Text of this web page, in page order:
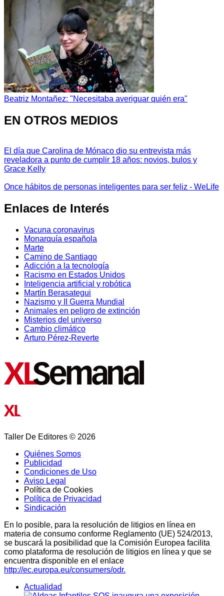
Beatriz Montañez: "Necesitaba averiguar quién era"
EN OTROS MEDIOS
El día que Carolina de Mónaco dio su entrevista más
reveladora a punto de cumplir 18 años: novios, bulos y
Grace Kelly
Once hábitos de personas inteligentes para ser feliz - WeLife
Enlaces de Interés
Vacuna coronavirus
Monarquía española
Marte
Camino de Santiago
Adicción a la tecnología
Racismo en Estados Unidos
Inteligencia artificial y robótica
Martín Berasategui
Nazismo y II Guerra Mundial
Animales en peligro de extinción
Misterios del universo
Cambio climático
Arturo Pérez-Reverte
Taller De Editores © 2026
Quiénes Somos
Publicidad
Condiciones de Uso
Aviso Legal
Política de Cookies
Política de Privacidad
Sindicación
En lo posible, para la resolución de litigios en línea en
materia de consumo conforme Reglamento (UE) 524/2013,
se buscará la posibilidad que la Comisión Europea facilita
como plataforma de resolución de litigios en línea y que se
encuentra disponible en el enlace
http://ec.europa.eu/consumers/odr.
Actualidad